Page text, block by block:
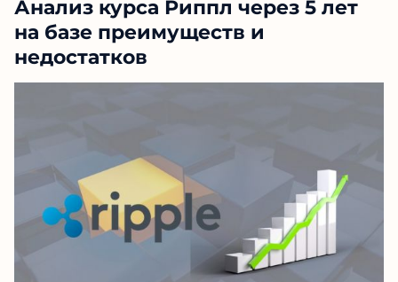
Анализ курса Риппл через 5 лет
на базе преимуществ и
недостатков